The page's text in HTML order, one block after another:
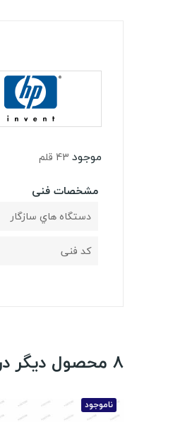
موجود 43 قلم
مشخصات فنی
دستگاه هاي سازگار
کد فنی
8 محصول دیگر در همین شاخه:
ناموجود